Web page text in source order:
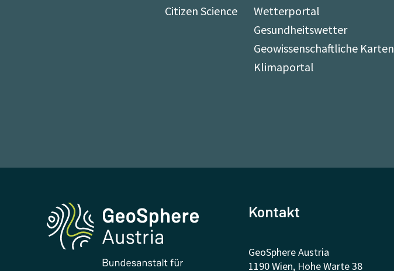
Citizen Science
Wetterportal
Gesundheitswetter
Geowissenschaftliche Karten
Klimaportal
Kontakt
GeoSphere Austria
1190 Wien, Hohe Warte 38